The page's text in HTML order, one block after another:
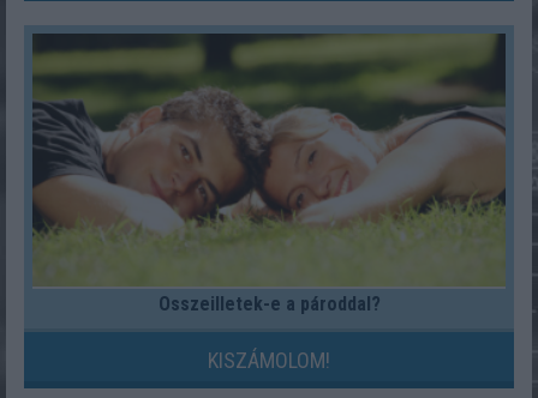
Összeilletek-e a pároddal?
KISZÁMOLOM!